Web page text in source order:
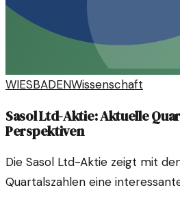
WIESBADENWissenschaft
Sasol Ltd-Aktie: Aktuelle
Perspektiven
Die Sasol Ltd-Aktie zeigt mit
Quartalszahlen eine